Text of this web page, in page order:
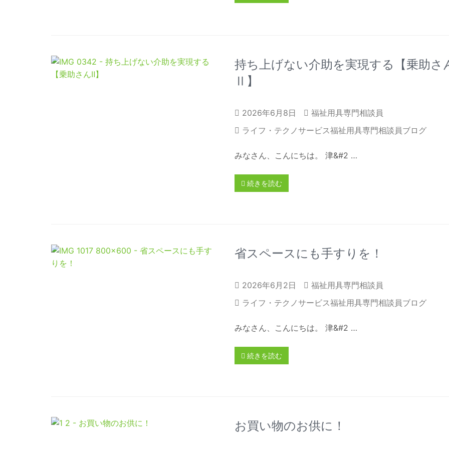
持ち上げない介助を実現する【乗助さ
Ⅱ】
2026年6月8日
福祉用具専門相談員
ライフ・テクノサービス福祉用具専門相談員ブログ
みなさん、こんにちは。 津&#2 …
続きを読む
省スペースにも手すりを！
2026年6月2日
福祉用具専門相談員
ライフ・テクノサービス福祉用具専門相談員ブログ
みなさん、こんにちは。 津&#2 …
続きを読む
お買い物のお供に！